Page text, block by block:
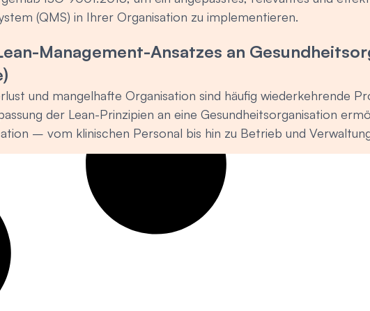
(QMS) in Ihrer Organisation zu implementieren.
Management-Ansatzes an
und mangelhafte Organisation sind häufig wiederkehrende
der Lean-Prinzipien an eine Gesundheitsorganisation
– vom klinischen Personal bis hin zu Betrieb und
zu identifizieren und zu eliminieren, die keinen Mehrwert für die
den Teilnehmern, die Besonderheiten des Lean-Ansatzes in
und die Behandlungsergebnisse zu